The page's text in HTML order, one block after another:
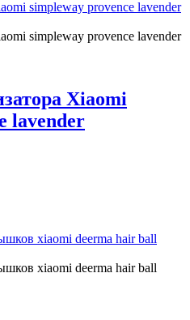
Xiaomi
lavender